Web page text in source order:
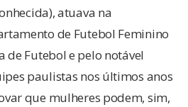
atuava na
de Futebol Feminino
de Futebol e pelo notável
paulistas nos últimos anos
que mulheres podem, sim,